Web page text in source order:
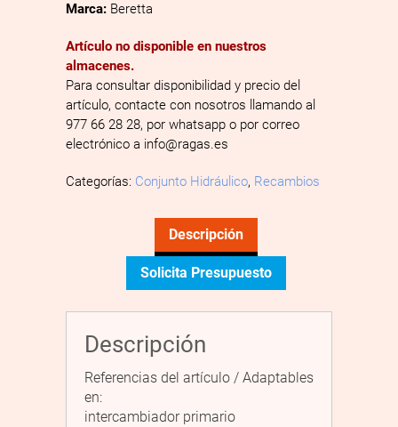
Marca: Beretta
Artículo no disponible en nuestros
almacenes.
Para consultar disponibilidad y precio del
artículo, contacte con nosotros llamando al
977 66 28 28, por whatsapp o por correo
electrónico a info@ragas.es
Categorías: Conjunto Hidráulico, Recambios
Descripción
Solicita Presupuesto
Descripción
Referencias del artículo / Adaptables
en:
intercambiador primario